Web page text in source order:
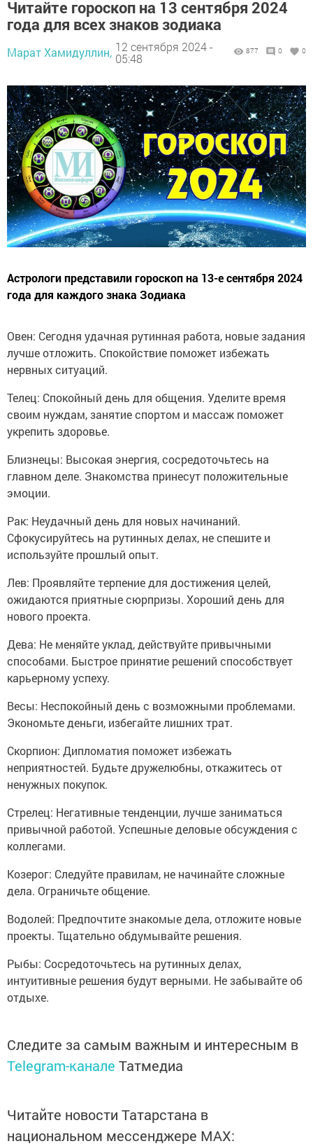
Читайте гороскоп на 13 сентября 2024
года для всех знаков зодиака
Марат Хамидуллин, 12 сентября 2024 -
05:48
877 0 0
Астрологи представили гороскоп на 13-е сентября 2024
года для каждого знака Зодиака
Овен: Сегодня удачная рутинная работа, новые задания
лучше отложить. Спокойствие поможет избежать
нервных ситуаций.
Телец: Спокойный день для общения. Уделите время
своим нуждам, занятие спортом и массаж поможет
укрепить здоровье.
Близнецы: Высокая энергия, сосредоточьтесь на
главном деле. Знакомства принесут положительные
эмоции.
Рак: Неудачный день для новых начинаний.
Сфокусируйтесь на рутинных делах, не спешите и
используйте прошлый опыт.
Лев: Проявляйте терпение для достижения целей,
ожидаются приятные сюрпризы. Хороший день для
нового проекта.
Дева: Не меняйте уклад, действуйте привычными
способами. Быстрое принятие решений способствует
карьерному успеху.
Весы: Неспокойный день с возможными проблемами.
Экономьте деньги, избегайте лишних трат.
Скорпион: Дипломатия поможет избежать
неприятностей. Будьте дружелюбны, откажитесь от
ненужных покупок.
Стрелец: Негативные тенденции, лучше заниматься
привычной работой. Успешные деловые обсуждения с
коллегами.
Козерог: Следуйте правилам, не начинайте сложные
дела. Ограничьте общение.
Водолей: Предпочтите знакомые дела, отложите новые
проекты. Тщательно обдумывайте решения.
Рыбы: Сосредоточьтесь на рутинных делах,
интуитивные решения будут верными. Не забывайте об
отдыхе.
Следите за самым важным и интересным в
Telegram-канале Татмедиа
Читайте новости Татарстана в
национальном мессенджере MАХ: